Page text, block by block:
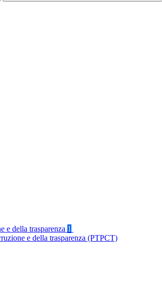
e della trasparenza 1
e della trasparenza (PTPCT)